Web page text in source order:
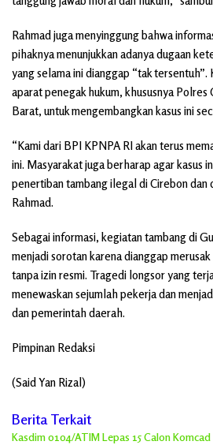
Rahmad juga menyinggung bahwa
pihaknya menunjukkan adanya dugaan
yang selama ini dianggap “tak tersentuh”.
aparat penegak hukum, khususnya Polres
Barat, untuk mengembangkan kasus ini
“Kami dari BPI KPNPA RI akan terus
ini. Masyarakat juga berharap agar kasus
penertiban tambang ilegal di Cirebon dan
Rahmad.
Sebagai informasi, kegiatan tambang di
menjadi sorotan karena dianggap
tanpa izin resmi. Tragedi longsor yang
menewaskan sejumlah pekerja dan
dan pemerintah daerah.
Pimpinan Redaksi
(Said Yan Rizal)
Berita Terkait
Kasdim 0104/ATIM Lepas 15 Calon